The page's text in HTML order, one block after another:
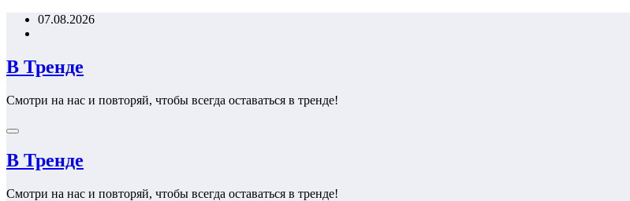
Перейти07.08.2026
В Тренде
Смотри на нас и повторяй, чтобы всегда оставаться в тренде!
В Тренде
Смотри на нас и повторяй, чтобы всегда оставаться в тренде!